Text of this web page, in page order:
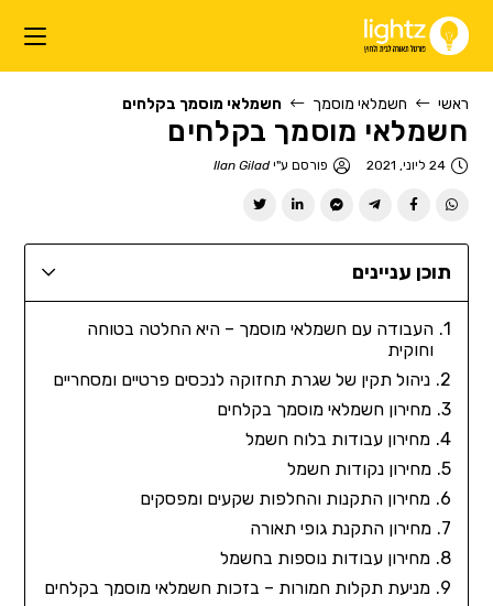
ראשי חשמלאי מוסמך חשמלאי מוסמך בקלחים
חשמלאי מוסמך בקלחים
24 ליוני, 2021 פורסם ע"יIlan Gilad
תוכן עניינים
העבודה עם חשמלאי מוסמך – היא החלטה בטוחה
וחוקית
ניהול תקין של שגרת תחזוקה לנכסים פרטיים ומסחריים
מחירון חשמלאי מוסמך בקלחים
מחירון עבודות בלוח חשמל
מחירון נקודות חשמל
מחירון התקנות והחלפות שקעים ומפסקים
מחירון התקנת גופי תאורה
מחירון עבודות נוספות בחשמל
מניעת תקלות חמורות – בזכות חשמלאי מוסמך בקלחים